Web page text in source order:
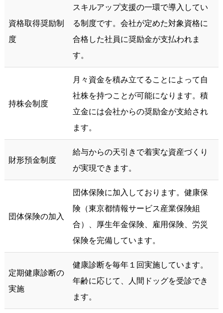
資格取得奨励制
度
スキルアップ支援の一環で導入してい
る制度です。会社が定めた対象資格に
合格した社員に奨励金が支払われま
す。
持株会制度
月々資金を積み立てることによって自
社株を持つことが可能になります。積
立金には会社からの奨励金が支給され
ます。
財形預金制度
給与からの天引きで着実な資産づくり
が実現できます。
団体保険の加入
団体保険に加入しております。健康保
険（東京都情報サービス産業保険組
合）、厚生年金保険、雇用保険、労災
保険を完備しています。
定期健康診断の
実施
健康診断を毎年１回実施しています。
年齢に応じて、人間ドッグを受診でき
ます。